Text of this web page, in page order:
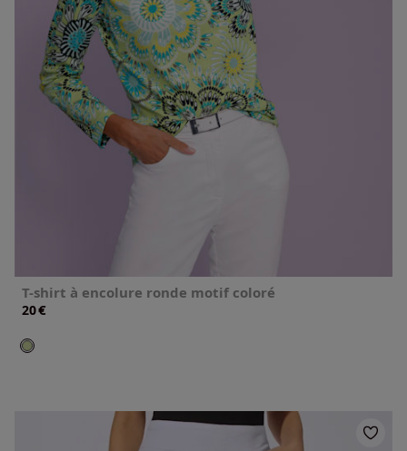
T-shirt à encolure ronde motif coloré
20€